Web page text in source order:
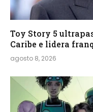
Toy Story 5
Caribe e lidera
agosto 8, 2026